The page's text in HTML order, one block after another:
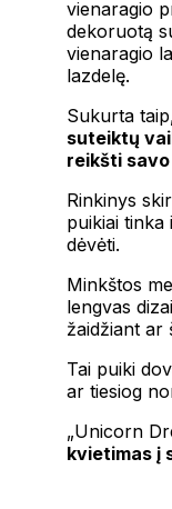
vienaragio
dekoruotą
vienaragio
lazdelę.
Sukurta
suteiktų
reikšti
Rinkinys
puikiai
dėvėti.
Minkštos
lengvas
žaidžiant ar
Tai puiki
ar tiesiog
„Unicorn
kvietimas į